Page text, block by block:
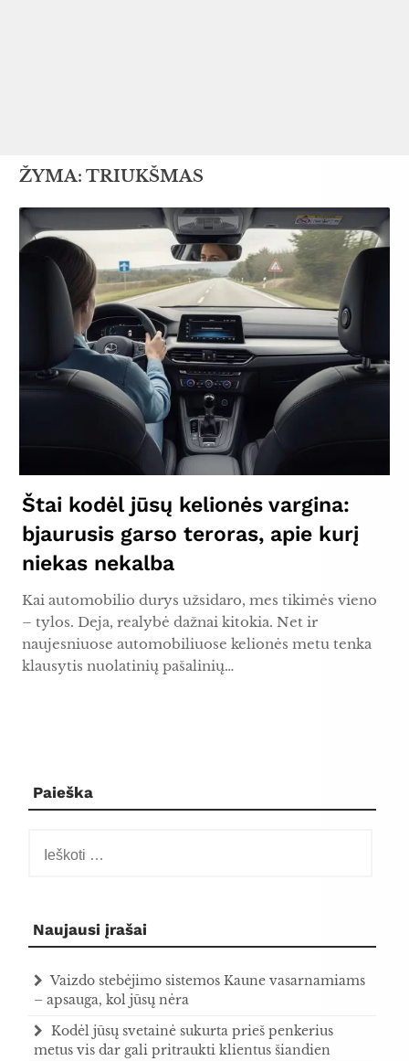
ŽYMA: TRIUKŠMAS
Štai kodėl jūsų kelionės vargina:
bjaurusis garso teroras, apie kurį
niekas nekalba
Kai automobilio durys užsidaro, mes tikimės vieno
– tylos. Deja, realybė dažnai kitokia. Net ir
naujesniuose automobiliuose kelionės metu tenka
klausytis nuolatinių pašalinių…
Paieška
Naujausi įrašai
Vaizdo stebėjimo sistemos Kaune vasarnamiams
– apsauga, kol jūsų nėra
Kodėl jūsų svetainė sukurta prieš penkerius
metus vis dar gali pritraukti klientus šiandien